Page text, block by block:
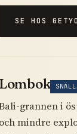
SE HOS
Lombok
grannen i
och mindre